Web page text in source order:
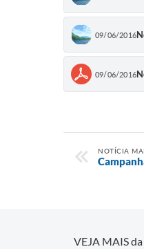
09/06/2016
09/06/2016
NOTÍCIA
VEJA MAIS